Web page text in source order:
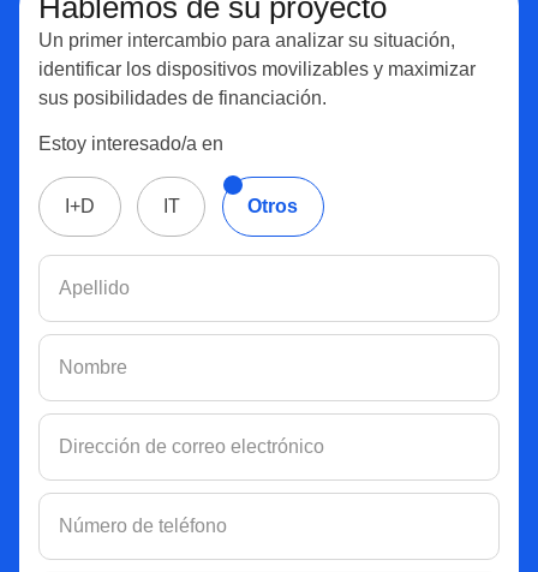
Un primer intercambio para analizar su situación,
identificar los dispositivos movilizables y maximizar
sus posibilidades de financiación.
Estoy interesado/a en
I+D IT Otros